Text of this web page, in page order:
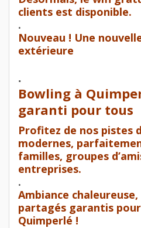
clients est disponible.
.
Nouveau ! Une
extérieure
.
Bowling à
garanti pour tous
Profitez de nos pistes
modernes,
familles, groupes
entreprises.
.
Ambiance
partagés garantis
Quimperlé !